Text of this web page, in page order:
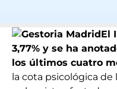
El
3,77% y se ha
los últimos cuatro
la cota psicológica